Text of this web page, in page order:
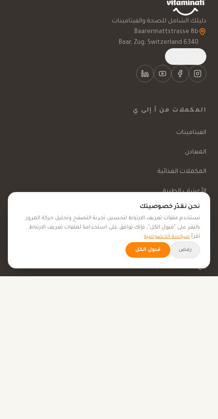
دليلك الشامل للصحة والفيتامينات
6340 Baar, Zug, Switzerland
المكملات من أ إلى ي
الفيتامينات
المعادن
المكملات الغذائية
الأعشاب الطبية
الجمال والعناية
الأهداف الصحية
كل الأهداف الصحية
نحن نقدّر خصوصيتك
نستخدم ملفات تعريف الارتباط لتحسين تجربة التصفح وتحليل حركة المرور.
بالنقر على "قبول الكل"، فإنك توافق على استخدامنا لملفات تعريف الارتباط.
اقرأ سياسة الخصوصية
رفض قبول الكل